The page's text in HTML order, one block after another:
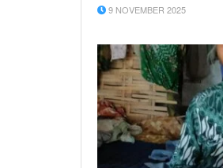
9 NOVEMBER 2025